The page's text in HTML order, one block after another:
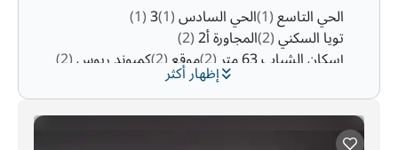
إظهار أكثر
الحي التاسع(1) الحي السادس(1)
3
(1)
تويا السكني(2) المجاورة أ2 (2)
إسكان الشباب 63 متر (2) موقع(2) كمبوند ريوس(2)
كمبوند الباتيو(3) أجياد مول
الحى 2 (10) كينجزواي(11)
الشيخ زايد, الحي السادس, مجاورة 1 (12)